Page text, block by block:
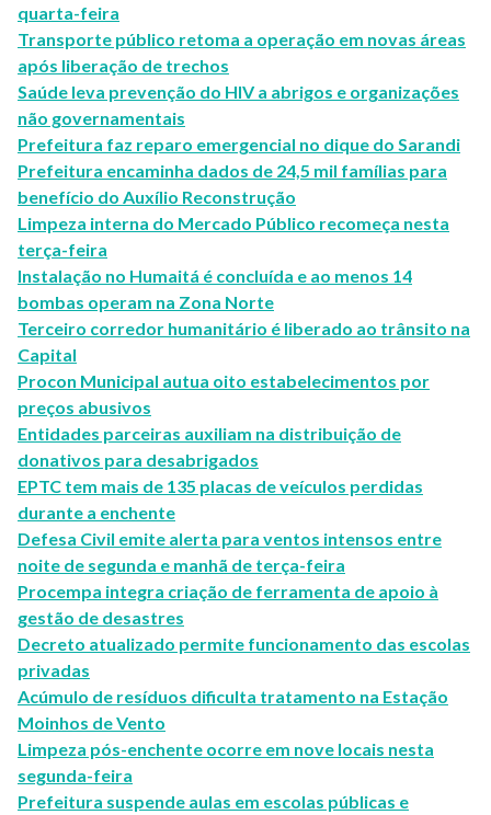
quarta-feira
Transporte público retoma a operação em novas áreas
após liberação de trechos
Saúde leva prevenção do HIV a abrigos e organizações
não governamentais
Prefeitura faz reparo emergencial no dique do Sarandi
Prefeitura encaminha dados de 24,5 mil famílias para
benefício do Auxílio Reconstrução
Limpeza interna do Mercado Público recomeça nesta
terça-feira
Instalação no Humaitá é concluída e ao menos 14
bombas operam na Zona Norte
Terceiro corredor humanitário é liberado ao trânsito na
Capital
Procon Municipal autua oito estabelecimentos por
preços abusivos
Entidades parceiras auxiliam na distribuição de
donativos para desabrigados
EPTC tem mais de 135 placas de veículos perdidas
durante a enchente
Defesa Civil emite alerta para ventos intensos entre
noite de segunda e manhã de terça-feira
Procempa integra criação de ferramenta de apoio à
gestão de desastres
Decreto atualizado permite funcionamento das escolas
privadas
Acúmulo de resíduos dificulta tratamento na Estação
Moinhos de Vento
Limpeza pós-enchente ocorre em nove locais nesta
segunda-feira
Prefeitura suspende aulas em escolas públicas e